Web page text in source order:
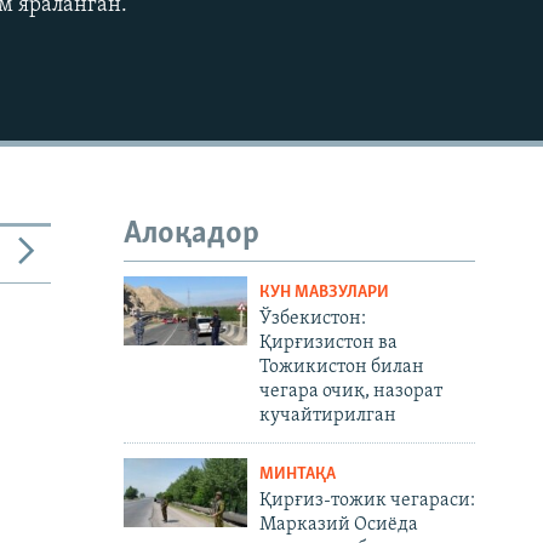
480p
яраланган.
Алоқадор
КУН МАВЗУЛАРИ
Ўзбекистон:
Қирғизистон ва
Тожикистон билан
чегара очиқ, назорат
кучайтирилган
МИНТАҚА
Қирғиз-тожик чегараси:
Марказий Осиёда